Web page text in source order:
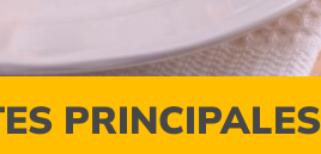
PRINCIPALES